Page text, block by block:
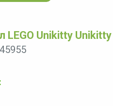
LEGO Unikitty